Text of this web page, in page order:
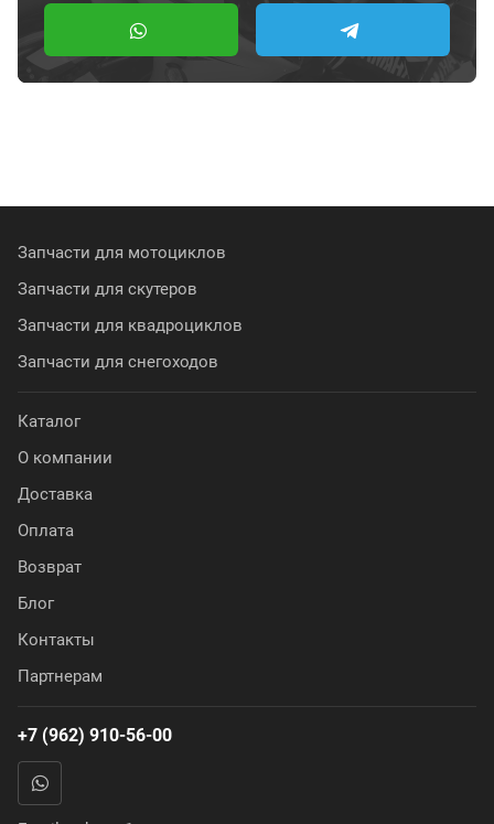
Запчасти для мотоциклов
Запчасти для скутеров
Запчасти для квадроциклов
Запчасти для снегоходов
Каталог
О компании
Доставка
Оплата
Возврат
Блог
Контакты
Партнерам
+7 (962) 910-56-00